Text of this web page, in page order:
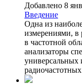
Добавлено 8
Введение
Одна из
измерениями, в
в частотной
анализаторы
универсальных